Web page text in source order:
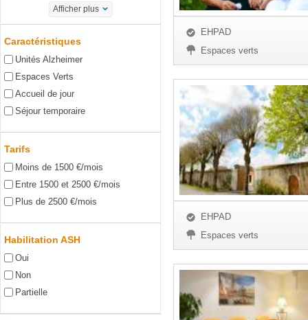
Afficher plus
Caractéristiques
Unités Alzheimer
Espaces Verts
Accueil de jour
Séjour temporaire
Tarifs
Moins de 1500 €/mois
Entre 1500 et 2500 €/mois
Plus de 2500 €/mois
Habilitation ASH
Oui
Non
Partielle
EHPAD
Espaces verts
EHPAD
Espaces verts